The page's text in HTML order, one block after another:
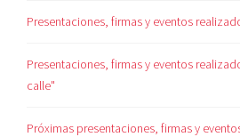
Presentaciones, firmas y eventos
Presentaciones, firmas y eventos
calle"
Próximas presentaciones, firmas y